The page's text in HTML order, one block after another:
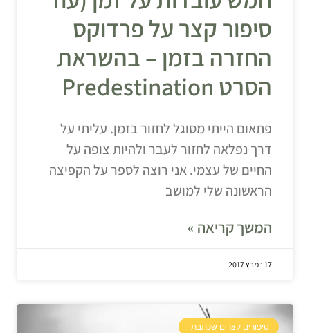
סיפור קצר על פרדוקס
החזרה בזמן – בהשראת
הסרט Predestination
פתאום הייתי מסוגל לחזור בזמן. עליתי על
דרך נפלאה לחזור לעבר ולהיות צופה על
החיים של עצמי. אני רוצה לספר על הקפיצה
הראשונה שלי למושב
המשך קריאה »
17 במרץ 2017
סיפורים קצרים שכתבתי